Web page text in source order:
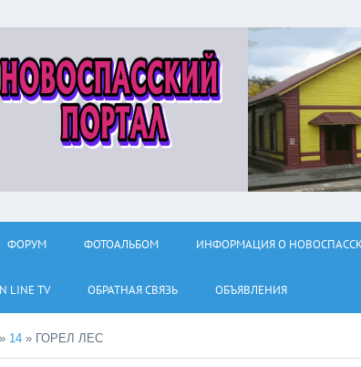
ФОРУМ ФОТОАЛЬБОМ ИНФОРМАЦИЯ О
LINE TV ОБРАТНАЯ СВЯЗЬ ОБЪЯВЛЕНИЯ
» 14 » ГОРЕЛ ЛЕС